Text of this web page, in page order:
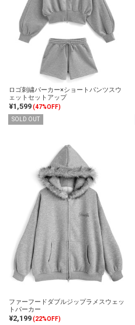
ロゴ刺繍パーカー×ショートパンツスウ
ェットセットアップ
¥1,599(47%OFF)
SOLD OUT
ファーフードダブルジップラメスウェッ
トパーカー
¥2,199(22%OFF)